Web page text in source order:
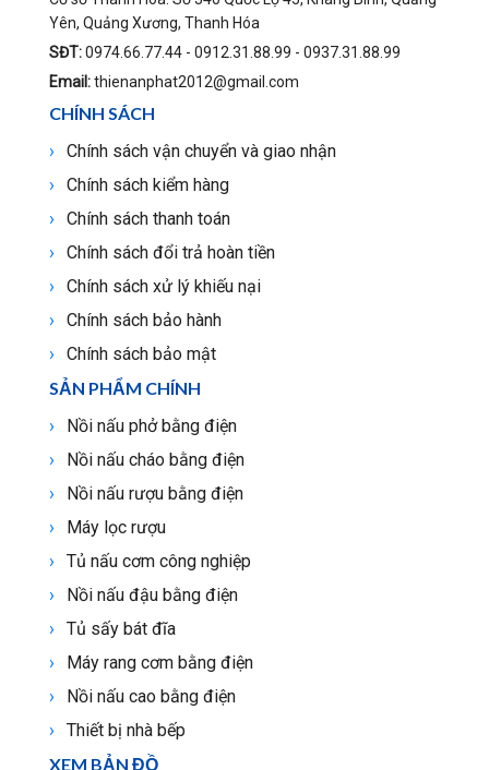
Yên, Quảng Xương, Thanh Hóa
SĐT:0974.66.77.44 - 0912.31.88.99 - 0937.31.88.99
Email:thienanphat2012@gmail.com
CHÍNH SÁCH
Chính sách vận chuyển và giao nhận
Chính sách kiểm hàng
Chính sách thanh toán
Chính sách đổi trả hoàn tiền
Chính sách xử lý khiếu nại
Chính sách bảo hành
Chính sách bảo mật
SẢN PHẨM CHÍNH
Nồi nấu phở bằng điện
Nồi nấu cháo bằng điện
Nồi nấu rượu bằng điện
Máy lọc rượu
Tủ nấu cơm công nghiệp
Nồi nấu đậu bằng điện
Tủ sấy bát đĩa
Máy rang cơm bằng điện
Nồi nấu cao bằng điện
Thiết bị nhà bếp
XEM BẢN ĐỒ